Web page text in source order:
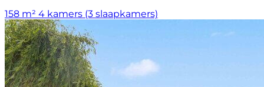
158 m² 4 kamers (3 slaapkamers)